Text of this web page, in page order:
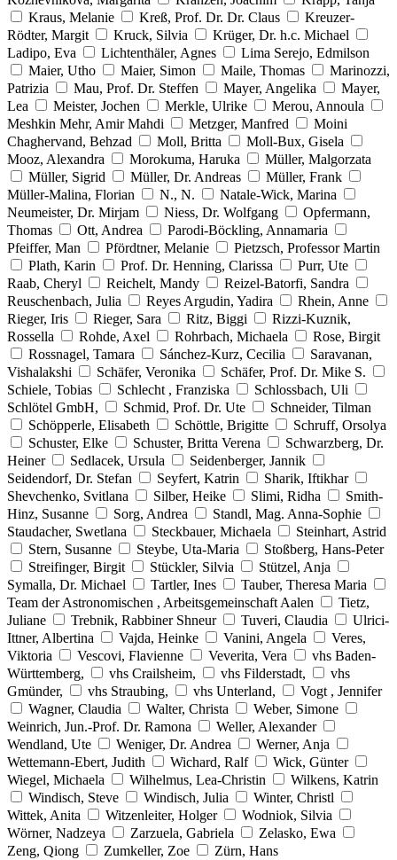
Kraus, Melanie
Kreß, Prof. Dr. Dr. Claus
Kreuzer-
Rödter, Margit
Kruck, Silvia
Krüger, Dr. h.c. Michael
Ladipo, Eva
Lichtenthäler, Agnes
Lima Serejo, Edmilson
Maier, Utho
Maier, Simon Maile, Thomas
Marinozzi,
Patrizia
Mau, Prof. Dr. Steffen Mayer, Angelika
Mayer,
Lea
Meister, Jochen Merkle, Ulrike
Merou, Annoula
Meshkin Mehr, Amir Mahdi
Metzger, Manfred
Moini
Chaghervand, Behzad
Moll, Britta
Moll-Bux, Gisela
Mooz, Alexandra
Morokuma, Haruka
Müller, Malgorzata
Müller, Sigrid
Müller, Dr. Andreas
Müller, Frank
Müller-Malina, Florian
N., N.
Natale-Wick, Marina
Neumeister, Dr. Mirjam
Niess, Dr. Wolfgang
Opfermann,
Thomas
Ott, Andrea
Parodi-Böckling, Annamaria
Pfeiffer, Man
Pfördtner, Melanie
Pietzsch, Professor Martin
Plath, Karin
Prof. Dr. Henning, Clarissa
Purr, Ute
Raab, Cheryl
Reichelt, Mandy
Reizel-Batorfi, Sandra
Reuschenbach, Julia
Reyes Argudin, Yadira
Rhein, Anne
Rieger, Iris
Rieger, Sara Ritz, Biggi
Rizzi-Kuznik,
Rossella
Rohde, Axel Rohrbach, Michaela
Rose, Birgit
Rossnagel, Tamara
Sánchez-Kurz, Cecilia
Saravanan,
Vishalakshi
Schäfer, Veronika
Schäfer, Prof. Dr. Mike S.
Schiele, Tobias
Schlecht , Franziska
Schlossbach, Uli
Schlötel GmbH,
Schmid, Prof. Dr. Ute
Schneider, Tilman
Schöpperle, Elisabeth
Schöttle, Brigitte
Schruff, Orsolya
Schuster, Elke
Schuster, Britta Verena
Schwarzberg, Dr.
Heiner
Sedlacek, Ursula
Seidenberger, Jannik
Seidendorf, Dr. Stefan
Seyfert, Katrin
Sharik, Iftikhar
Shevchenko, Svitlana
Silber, Heike Slimi, Ridha
Smith-
Hinz, Susanne
Sorg, Andrea
Standl, Mag. Anna-Sophie
Staudacher, Swetlana
Steckbauer, Michaela
Steinhart, Astrid
Stern, Susanne
Steybe, Uta-Maria
Stoßberg, Hans-Peter
Streifinger, Birgit
Stückler, Silvia
Stützel, Anja
Symalla, Dr. Michael
Tartler, Ines
Tauber, Theresa Maria
Team der Astronomischen , Arbeitsgemeinschaft Aalen
Tietz,
Juliane
Trebnik, Rabbiner Shneur Tuveri, Claudia
Ulrici-
Ittner, Albertina
Vajda, Heinke Vanini, Angela
Veres,
Viktoria
Vescovi, Flavienne Veverita, Vera
vhs Baden-
Württemberg,
vhs Crailsheim, vhs Filderstadt,
vhs
Gmünder,
vhs Straubing, vhs Unterland,
Vogt , Jennifer
Wagner, Claudia
Walter, Christa
Weber, Simone
Weinrich, Jun.-Prof. Dr. Ramona
Weller, Alexander
Wendland, Ute
Weniger, Dr. Andrea
Werner, Anja
Wettemann-Ebert, Judith
Wichard, Ralf
Wick, Günter
Wiegel, Michaela
Wilhelmus, Lea-Christin
Wilkens, Katrin
Windisch, Steve
Windisch, Julia
Winter, Christl
Wittek, Anita
Witzenleiter, Holger
Wodniok, Silvia
Wörner, Nadzeya
Zarzuela, Gabriela
Zelasko, Ewa
Zeng, Qiong
Zumkeller, Zoe Zürn, Hans